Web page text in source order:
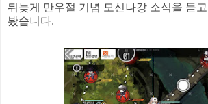
뒤늦게 만우절 기념 모신나강 소식을 듣
봤습니다.